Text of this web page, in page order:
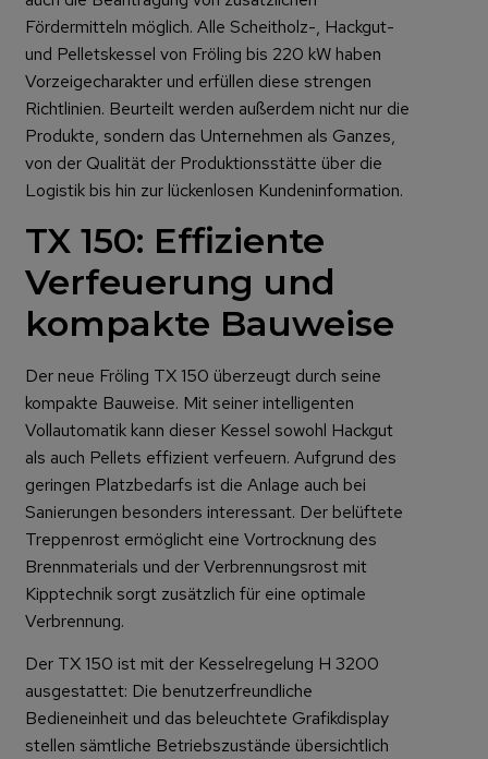
Fördermitteln möglich. Alle Scheitholz-, Hackgut-
und Pelletskessel von Fröling bis 220 kW haben
Vorzeigecharakter und erfüllen diese strengen
Richtlinien. Beurteilt werden außerdem nicht nur die
Produkte, sondern das Unternehmen als Ganzes,
von der Qualität der Produktionsstätte über die
Lo­gistik bis hin zur lückenlosen Kundeninformation.
TX 150: Effiziente
Verfeuerung und
kompakte Bauweise
Der neue Fröling TX 150 überzeugt durch seine
kompakte Bauweise. Mit seiner intelligenten
Vollautomatik kann dieser Kessel sowohl Hackgut
als auch Pellets effizient verfeuern. Aufgrund des
geringen Platzbedarfs ist die Anlage auch bei
Sanierungen besonders interessant. Der belüftete
Treppenrost ermöglicht eine Vortrocknung des
Brennmaterials und der Verbrennungsrost mit
Kipptechnik sorgt zusätzlich für eine optimale
Verbrennung.
Der TX 150 ist mit der Kesselregelung H 3200
ausgestattet: Die benutzerfreundliche
Bedieneinheit und das beleuchtete Grafikdisplay
stellen sämtliche Betriebszustände übersichtlich